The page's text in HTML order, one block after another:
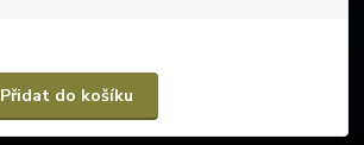
Přidat do košíku